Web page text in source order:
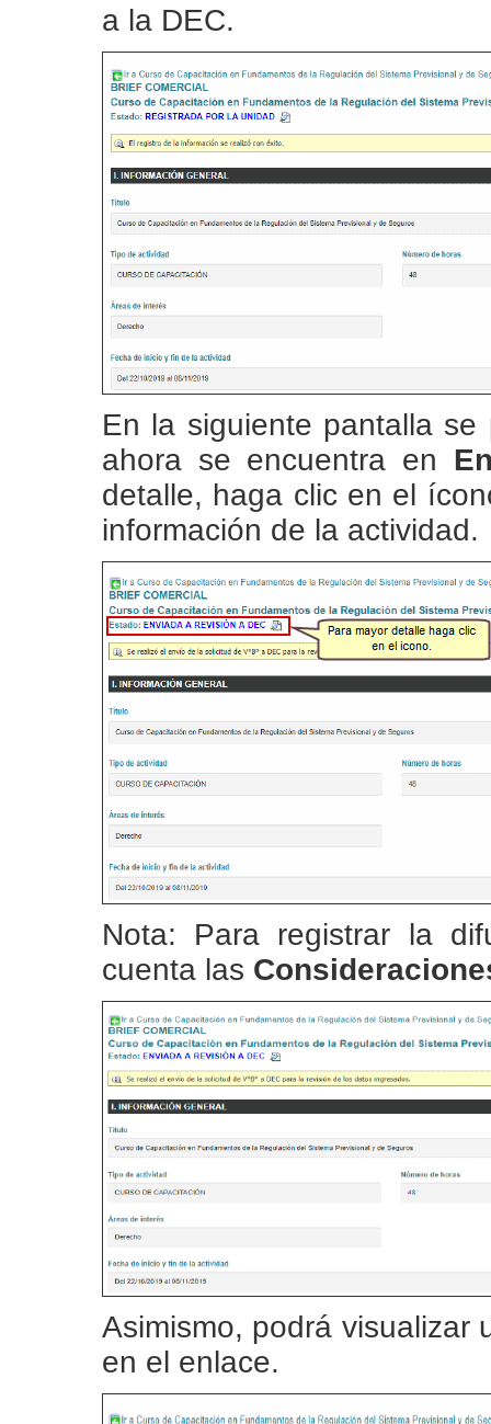
a la DEC.
En la siguiente pantalla
ahora se encuentra en
detalle, haga clic en el
información de la actividad.
Nota: Para registrar la
cuenta las
Asimismo, podrá visualizar
en el enlace.